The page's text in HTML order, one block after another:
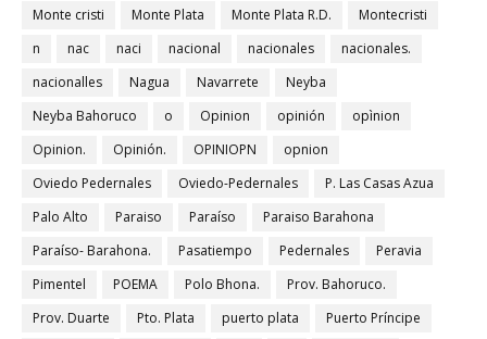
Monte cristi
Monte Plata Monte Plata R.D.
Montecristi
n
nac naci nacional nacionales
nacionales.
nacionalles
Nagua Navarrete
Neyba
Neyba Bahoruco
o Opinion opinión
opìnion
Opinion.
Opinión. OPINIOPN
opnion
Oviedo Pedernales
Oviedo-Pedernales
P. Las Casas Azua
Palo Alto
Paraiso Paraíso
Paraiso Barahona
Paraíso- Barahona.
Pasatiempo Pedernales
Peravia
Pimentel
POEMA Polo Bhona.
Prov. Bahoruco.
Prov. Duarte
Pto. Plata puerto plata
Puerto Príncipe